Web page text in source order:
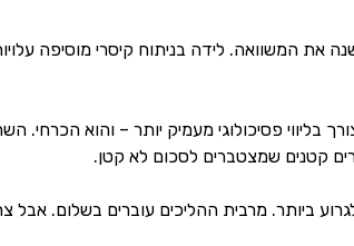
את המשוואה. לידה בניתוח קיסרי מוסיפה
בליווי פסיכולוגי מעמיק יותר – והוא
קטנים שמצטברים לסכום לא קטן.
ביותר. מרבית ההליכים עוברים בשלום.